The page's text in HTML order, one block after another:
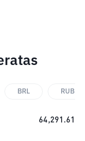
BRL RUB
64,291.61